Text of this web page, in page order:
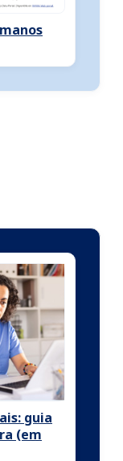
guia
(em